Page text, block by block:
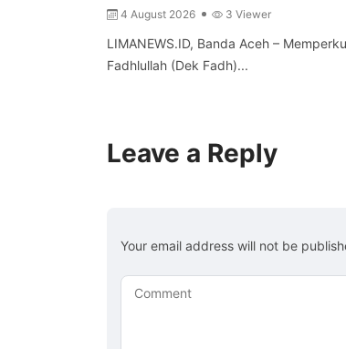
4 August 2026 3 Viewer
LIMANEWS.ID, Banda Aceh –
Fadhlullah (Dek Fadh)...
Leave a Reply
Your email address will not be
Comment